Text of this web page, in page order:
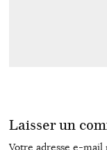
Laisser un
Votre adresse e-mail